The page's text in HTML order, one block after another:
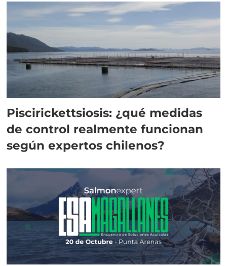
Piscirickettsiosis: ¿qué medidas
de control realmente funcionan
según expertos chilenos?